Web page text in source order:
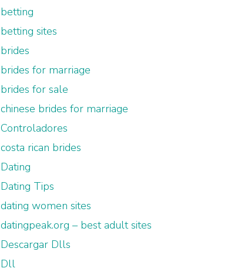
betting
betting sites
brides
brides for marriage
brides for sale
chinese brides for marriage
Controladores
costa rican brides
Dating
Dating Tips
dating women sites
datingpeak.org – best adult sites
Descargar Dlls
Dll